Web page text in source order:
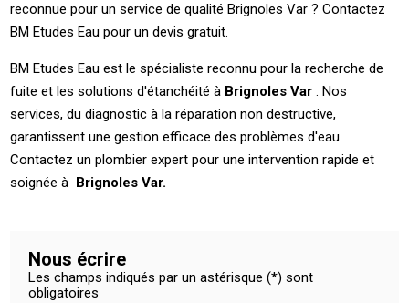
reconnue pour un service de qualité Brignoles Var ? Contactez
BM Etudes Eau pour un devis gratuit.
BM Etudes Eau est le spécialiste reconnu pour la recherche de
fuite et les solutions d'étanchéité à Brignoles Var. Nos
services, du diagnostic à la réparation non destructive,
garantissent une gestion efficace des problèmes d'eau.
Contactez un plombier expert pour une intervention rapide et
soignée à Brignoles Var.
Nous écrire
Les champs indiqués par un astérisque (*) sont
obligatoires